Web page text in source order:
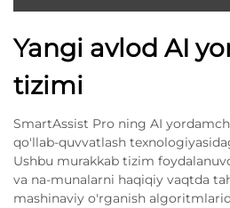
Yangi avlod AI
tizimi
SmartAssist Pro ning AI
qo'llab-quvvatlash
Ushbu murakkab tizim
va na-munalarni haqiqiy vaqtda
mashinaviy o'rganish